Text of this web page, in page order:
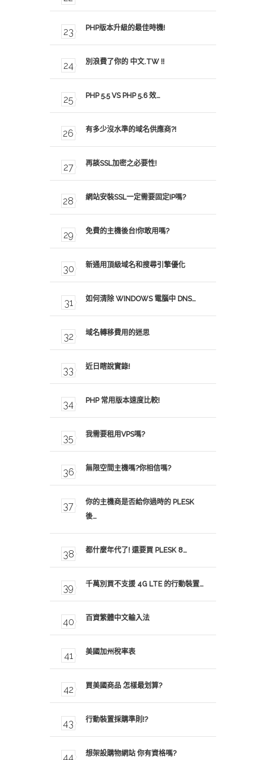
PHP版本升級的最佳時機!
別浪費了你的 中文.TW !!
PHP 5.5 VS PHP 5.6 效…
有多少沒水準的域名供應商?!
再談SSL加密之必要性!
網站安裝SSL一定需要固定IP嗎?
免費的主機後台!你敢用嗎?
新通用頂級域名和搜尋引擎優化
如何清除 WINDOWS 電腦中 DNS…
域名轉移費用的迷思
近日瞎說實錄!
PHP 常用版本速度比較!
我需要租用VPS嗎?
無限空間主機嗎?你相信嗎?
你的主機商是否給你過時的 PLESK
後…
都什麼年代了! 還要買 PLESK 8…
千萬別買不支援 4G LTE 的行動裝置…
百資繁體中文輸入法
美國加州稅率表
買美國商品 怎樣最划算?
行動裝置採購準則!?
想架設購物網站 你有資格嗎?